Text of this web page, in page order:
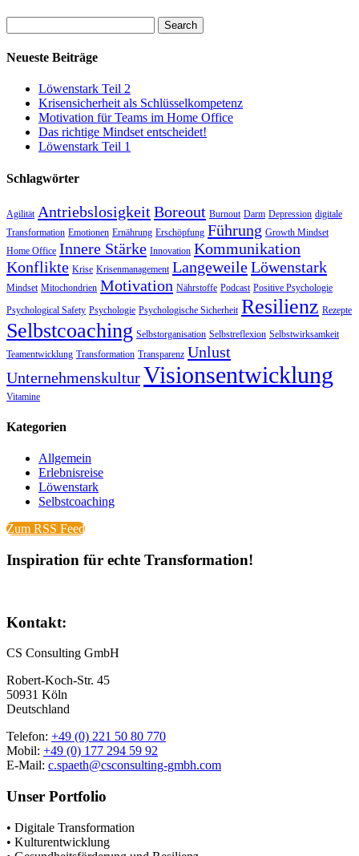
Search
Neueste Beiträge
Löwenstark Teil 2
Krisensicherheit als Schlüsselkompetenz
Motivation für Teams im Home Office
Das richtige Mindset entscheidet!
Löwenstark Teil 1
Schlagwörter
Agilität AntriebslosigkeitBoreout Burnout Darm Depression digitale
Transformation Emotionen Ernährung Erschöpfung Führung Growth Mindset
Home Office Innere Stärke Innovation Kommunikation
Konflikte Krise Krisenmanagement LangeweileLöwenstark
Mindset Mitochondrien Motivation Nährstoffe Podcast Positive Psychologie
Psychological Safety Psychologie Psychologische Sicherheit Resilienz Rezepte
Selbstcoaching Selbstorganisation Selbstreflexion Selbstwirksamkeit
Teamentwicklung Transformation Transparenz Unlust
UnternehmenskulturVisionsentwicklung
Vitamine
Kategorien
Allgemein
Erlebnisreise
Löwenstark
Selbstcoaching
Zum RSS Feed
Inspiration für echte Transformation!
Kontakt:
CS Consulting GmbH
Robert-Koch-Str. 45
50931 Köln
Deutschland
Telefon: +49 (0) 221 50 80 770
Mobil: +49 (0) 177 294 59 92
E-Mail: c.spaeth@csconsulting-gmbh.com
Unser Portfolio
• Digitale Transformation
• Kulturentwicklung